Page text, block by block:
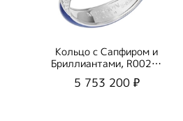
Кольцо с Сапфиром и
Бриллиантами, R0020-
21/1
5 753 200 ₽